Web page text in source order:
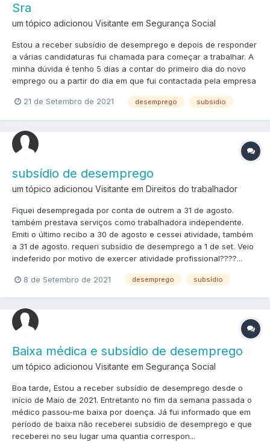
Sra
um tópico adicionou Visitante em Segurança Social
Estou a receber subsídio de desemprego e depois de responder
a várias candidaturas fui chamada para começar a trabalhar. A
minha dúvida é tenho 5 dias a contar do primeiro dia do novo
emprego ou a partir do dia em que fui contactada pela empresa
21 de Setembro de 2021 desemprego subsidio
subsídio de desemprego
um tópico adicionou Visitante em Direitos do trabalhador
Fiquei desempregada por conta de outrem a 31 de agosto.
também prestava serviços como trabalhadora independente.
Emiti o último recibo a 30 de agosto e cessei atividade, também
a 31 de agosto. requeri subsídio de desemprego a 1 de set. Veio
indeferido por motivo de exercer atividade profissional????...
8 de Setembro de 2021 desemprego subsídio
Baixa médica e subsídio de desemprego
um tópico adicionou Visitante em Segurança Social
Boa tarde, Estou a receber subsídio de desemprego desde o
início de Maio de 2021. Entretanto no fim da semana passada o
médico passou-me baixa por doença. Já fui informado que em
período de baixa não receberei subsídio de desemprego e que
receberei no seu lugar uma quantia correspon...